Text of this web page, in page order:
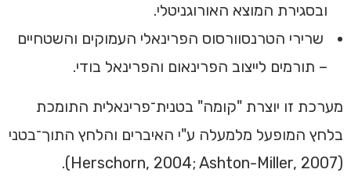
ובסגירת המוצא האורוגניטלי.
שרירי הטרנסוורסוס הפרינאלי העמוקים והשטחיים
– תורמים לייצוב הפרינאום והפרינאל בודי.
מערכת זו יוצרת "קומה" בטנית־פרינאלית התומכת
בלחץ המופעל מלמעלה ע"י האיברים והלחץ התוך־בטני
(Herschorn, 2004; Ashton-Miller, 2007).